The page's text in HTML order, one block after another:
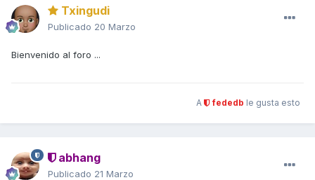
Txingudi
Publicado 20 Marzo
Bienvenido al foro ...
A fededb le gusta esto
abhang
Publicado 21 Marzo